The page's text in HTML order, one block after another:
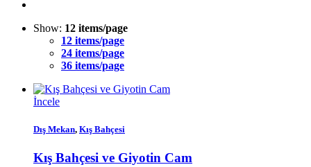
Show: 12 items/page
12 items/page
24 items/page
36 items/page
İncele
Dış Mekan, Kış Bahçesi
Kış Bahçesi ve Giyotin Cam